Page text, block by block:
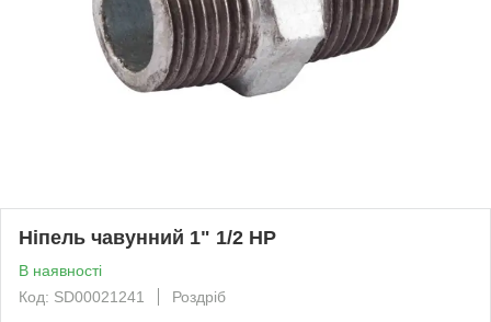
Ніпель чавунний 1" 1/2 НР
В наявності
Код: SD00021241
Роздріб